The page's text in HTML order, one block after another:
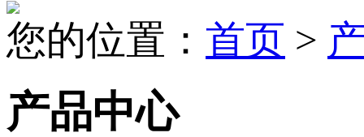
您的位置： 首页 >
产品中心